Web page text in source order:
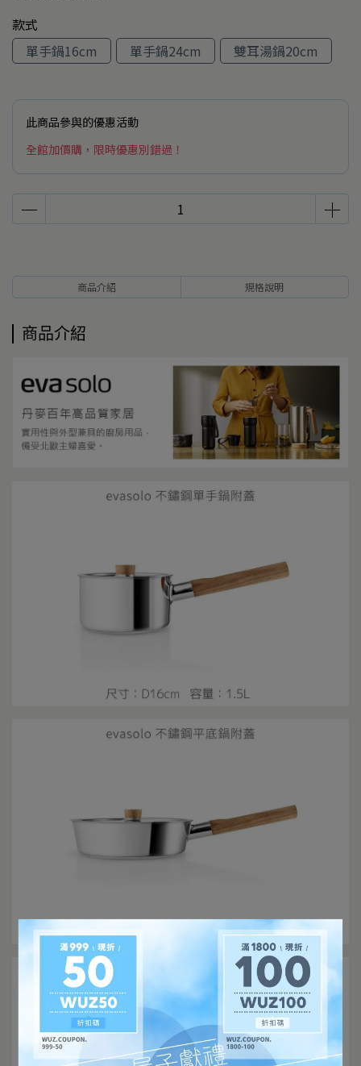
款式
單手鍋16cm
單手鍋24cm 雙耳湯鍋20cm
此商品參與的優惠活動
全館加價購，限時優惠別錯過！
商品介紹 規格說明
商品介紹